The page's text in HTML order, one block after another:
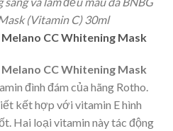
(Vitamin C) 30ml
CC Whitening Mask
CC Whitening Mask
đình đám của hãng Rotho.
kết hợp với vitamin E hình
Hai loại vitamin này tác động